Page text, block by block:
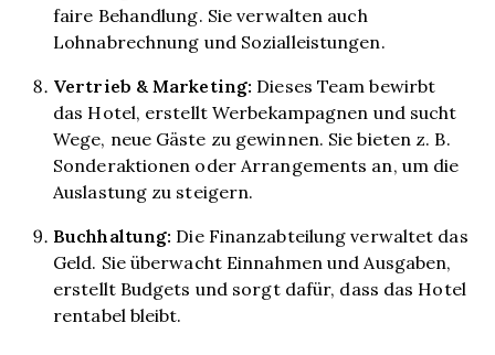
faire Behandlung. Sie verwalten auch
Lohnabrechnung und Sozialleistungen.
Vertrieb & Marketing: Dieses Team bewirbt
das Hotel, erstellt Werbekampagnen und sucht
Wege, neue Gäste zu gewinnen. Sie bieten z. B.
Sonderaktionen oder Arrangements an, um die
Auslastung zu steigern.
Buchhaltung: Die Finanzabteilung verwaltet das
Geld. Sie überwacht Einnahmen und Ausgaben,
erstellt Budgets und sorgt dafür, dass das Hotel
rentabel bleibt.